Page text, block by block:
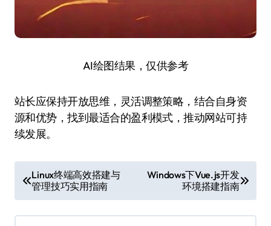
AI绘图结果，仅供参考
站长应保持开放思维，灵活调整策略，结合自身资
源和优势，找到最适合的盈利模式，推动网站可持
续发展。
章
导
Linux终端高效搭建与
管理技巧实用指南
Windows下Vue.js开发
环境搭建指南